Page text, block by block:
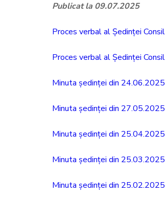
Publicat la 09.07.2025
Proces verbal al Ședinței
Proces verbal al Ședinței
Minuta ședinței din
Minuta ședinței din
Minuta ședinței din
Minuta ședinței din
Minuta ședinței din